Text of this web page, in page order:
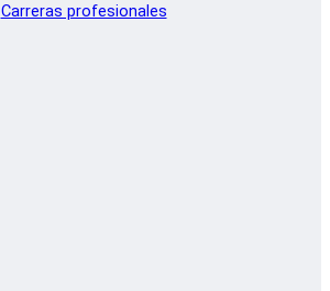
Carreras profesionales